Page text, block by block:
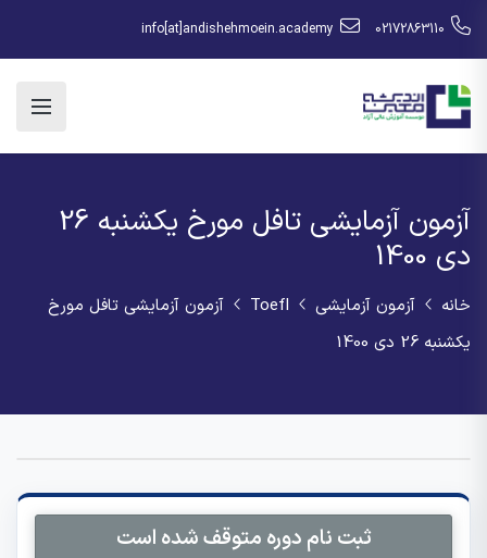
02172863110
info[at]andishehmoein.academy
آزمون آزمایشی تافل مورخ یکشنبه 26
دی 1400
خانه آزمون آزمایشی Toefl
آزمون آزمایشی تافل مورخ
یکشنبه 26 دی 1400
ثبت نام دوره متوقف شده است